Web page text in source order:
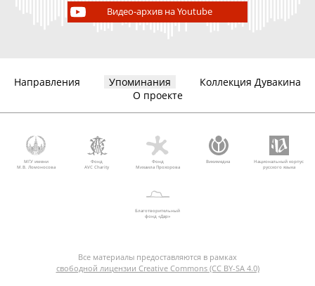
Видео-архив на Youtube
Направления Упоминания
Коллекция Дувакина
О проекте
МГУ имени
М.В. Ломоносова
Фонд
AVC Charity
Фонд
Михаила Прохорова
Викимедиа
Национальный корпус
русского языка
Благотворительный
фонд «Дар»
Все материалы предоставляются в рамках
свободной лицензии Creative Commons (CC BY-SA 4.0)